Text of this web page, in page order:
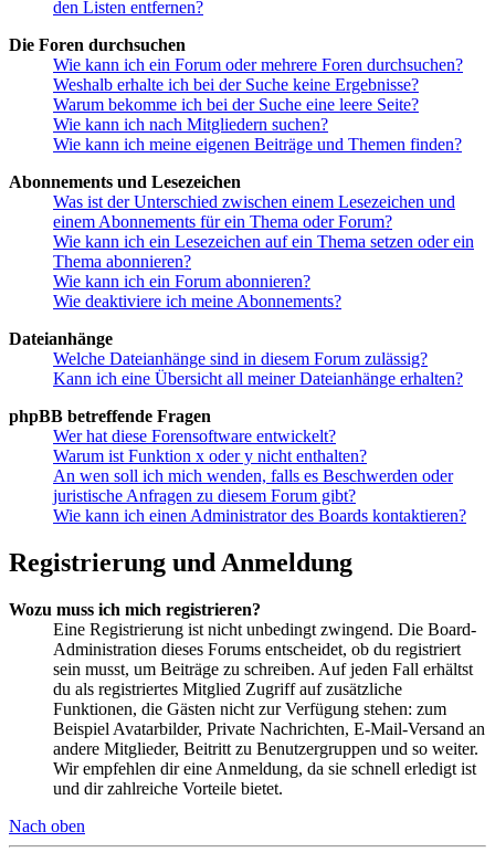
den Listen entfernen?
Die Foren durchsuchen
Wie kann ich ein Forum oder mehrere Foren durchsuchen?
Weshalb erhalte ich bei der Suche keine Ergebnisse?
Warum bekomme ich bei der Suche eine leere Seite?
Wie kann ich nach Mitgliedern suchen?
Wie kann ich meine eigenen Beiträge und Themen finden?
Abonnements und Lesezeichen
Was ist der Unterschied zwischen einem Lesezeichen und
einem Abonnements für ein Thema oder Forum?
Wie kann ich ein Lesezeichen auf ein Thema setzen oder ein
Thema abonnieren?
Wie kann ich ein Forum abonnieren?
Wie deaktiviere ich meine Abonnements?
Dateianhänge
Welche Dateianhänge sind in diesem Forum zulässig?
Kann ich eine Übersicht all meiner Dateianhänge erhalten?
phpBB betreffende Fragen
Wer hat diese Forensoftware entwickelt?
Warum ist Funktion x oder y nicht enthalten?
An wen soll ich mich wenden, falls es Beschwerden oder
juristische Anfragen zu diesem Forum gibt?
Wie kann ich einen Administrator des Boards kontaktieren?
Registrierung und Anmeldung
Wozu muss ich mich registrieren?
Eine Registrierung ist nicht unbedingt zwingend. Die Board-
Administration dieses Forums entscheidet, ob du registriert
sein musst, um Beiträge zu schreiben. Auf jeden Fall erhältst
du als registriertes Mitglied Zugriff auf zusätzliche
Funktionen, die Gästen nicht zur Verfügung stehen: zum
Beispiel Avatarbilder, Private Nachrichten, E-Mail-Versand an
andere Mitglieder, Beitritt zu Benutzergruppen und so weiter.
Wir empfehlen dir eine Anmeldung, da sie schnell erledigt ist
und dir zahlreiche Vorteile bietet.
Nach oben